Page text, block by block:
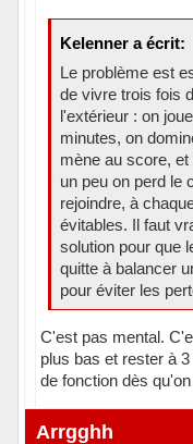
Kelenner a écrit:
Le problème est
de vivre trois fois
l'extérieur : on
minutes, on
mène au score,
un peu on perd le
rejoindre, à
évitables. Il faut
solution pour que
quitte à balancer
pour éviter les
C'est pas mental.
plus bas et rester à
de fonction dès
En ligne
Arrgghh